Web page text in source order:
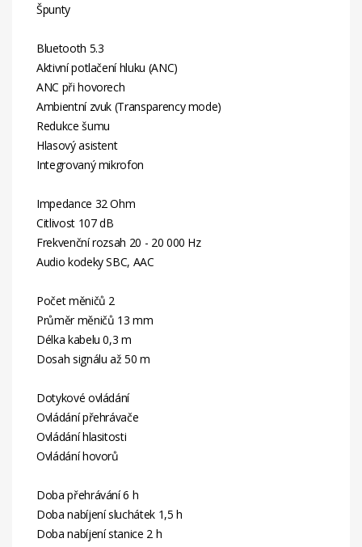
Špunty
Bluetooth 5.3
Aktivní potlačení hluku (ANC)
ANC při hovorech
Ambientní zvuk (Transparency mode)
Redukce šumu
Hlasový asistent
Integrovaný mikrofon
Impedance 32 Ohm
Citlivost 107 dB
Frekvenční rozsah 20 - 20 000 Hz
Audio kodeky SBC, AAC
Počet měničů 2
Průměr měničů 13 mm
Délka kabelu 0,3 m
Dosah signálu až 50 m
Dotykové ovládání
Ovládání přehrávače
Ovládání hlasitosti
Ovládání hovorů
Doba přehrávání 6 h
Doba nabíjení sluchátek 1,5 h
Doba nabíjení stanice 2 h